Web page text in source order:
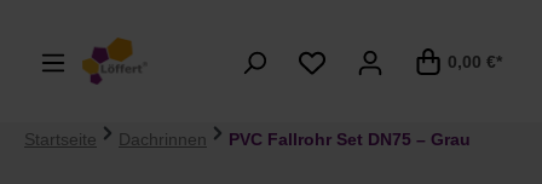
0,00 €*
Startseite Dachrinnen PVC Fallrohr Set DN75 – Grau